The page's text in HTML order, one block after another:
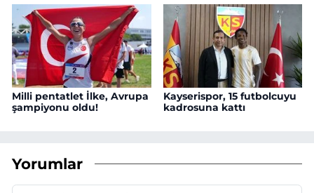
Milli pentatlet İlke, Avrupa
şampiyonu oldu!
Kayserispor, 15 futbolcuyu
kadrosuna kattı
Yorumlar